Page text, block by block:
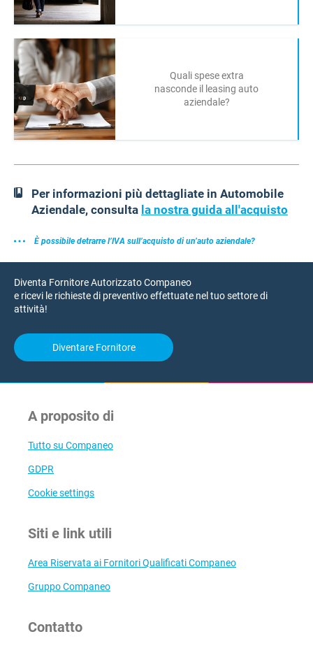
Quali spese extra
nasconde il leasing auto
aziendale?
Per informazioni più dettagliate in Automobile
Aziendale, consulta la nostra guida all'acquisto
È possibile detrarre l’IVA sull’acquisto di un’auto aziendale?
Diventa Fornitore Autorizzato Companeo
e ricevi le richieste di preventivo effettuate nel tuo settore di
attività!
Diventare Fornitore
A proposito di
Tutto su Companeo
GDPR
Cookie settings
Siti e link utili
Area Riservata ai Fornitori Qualificati Companeo
Gruppo Companeo
Contatto